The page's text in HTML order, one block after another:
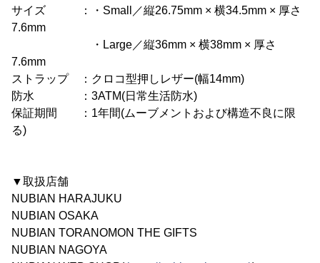
サイズ ：・Small／縦26.75mm × 横34.5mm × 厚さ
7.6mm
・Large／縦36mm × 横38mm × 厚さ
7.6mm
ストラップ ：クロコ型押しレザー(幅14mm)
防水 ：3ATM(日常生活防水)
保証期間 ：1年間(ムーブメントおよび構造不良に限
る)
▼取扱店舗
NUBIAN HARAJUKU
NUBIAN OSAKA
NUBIAN TORANOMON THE GIFTS
NUBIAN NAGOYA